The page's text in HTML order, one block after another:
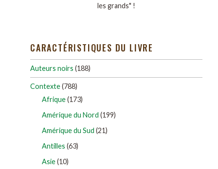
les grands" !
CARACTÉRISTIQUES DU LIVRE
Auteurs noirs (188)
Contexte(788)
Afrique(173)
Amérique du Nord (199)
Amérique du Sud (21)
Antilles (63)
Asie(10)